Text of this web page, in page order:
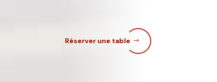
Réserver une table